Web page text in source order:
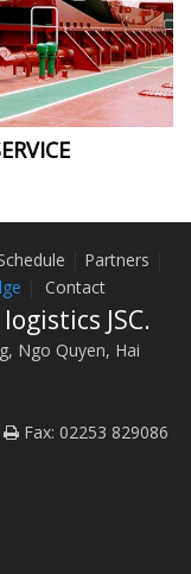
Partners
Contact
JSC.
Ngo Quyen, Hai
Fax: 02253 829086